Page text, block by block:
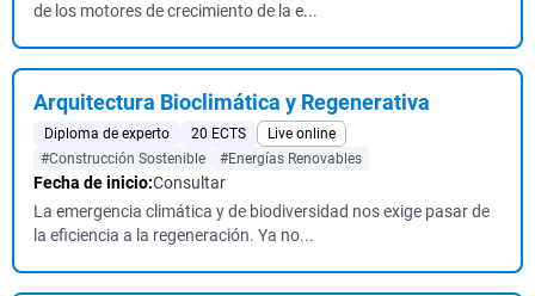
de los motores de crecimiento de la e...
Arquitectura Bioclimática y Regenerativa
Diploma de experto 20 ECTS
Live online
#Construcción Sostenible
#Energías Renovables
Fecha de inicio:Consultar
La emergencia climática y de biodiversidad nos exige pasar de
la eficiencia a la regeneración. Ya no...